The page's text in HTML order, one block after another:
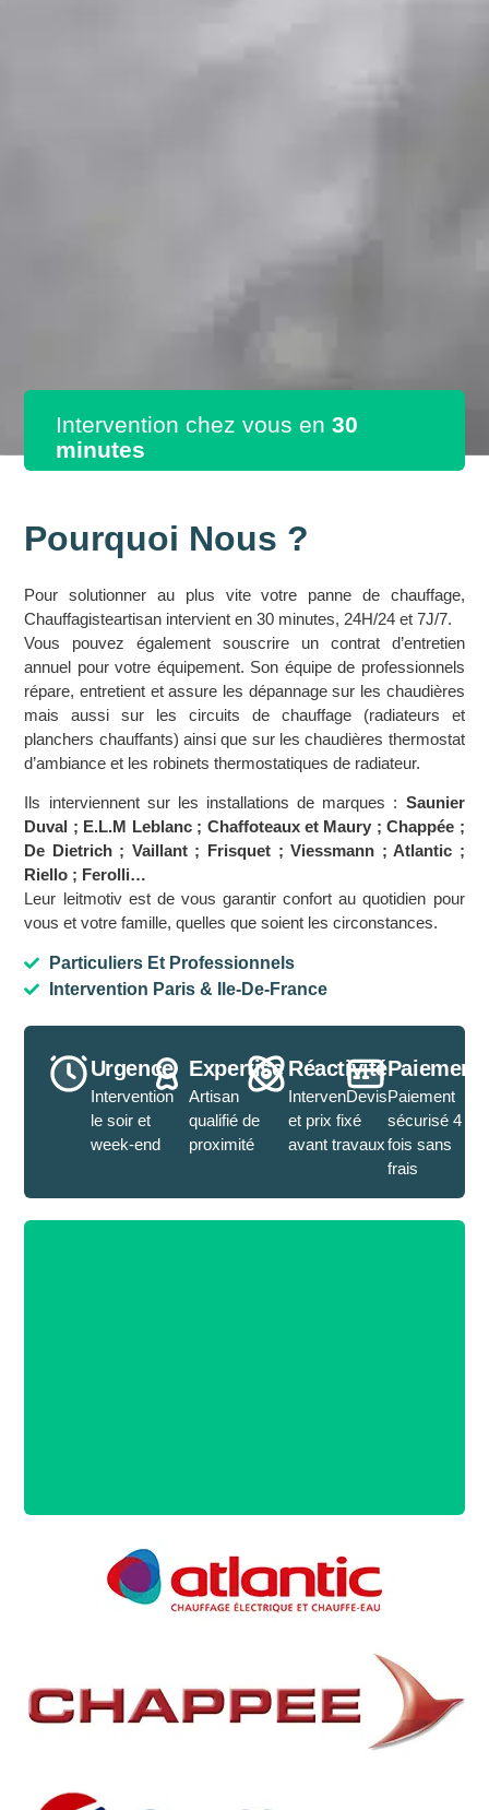
Intervention chez vous en 30
minutes
Pourquoi Nous ?
Pour solutionner au plus vite votre panne de chauffage,
Chauffagisteartisan intervient en 30 minutes, 24H/24 et 7J/7.
Vous pouvez également souscrire un contrat d’entretien
annuel pour votre équipement. Son équipe de professionnels
répare, entretient et assure les dépannage sur les chaudières
mais aussi sur les circuits de chauffage (radiateurs et
planchers chauffants) ainsi que sur les chaudières thermostat
d’ambiance et les robinets thermostatiques de radiateur.
Ils interviennent sur les installations de marques : Saunier
Duval ; E.L.M Leblanc ; Chaffoteaux et Maury ; Chappée ;
De Dietrich ; Vaillant ; Frisquet ; Viessmann ; Atlantic ;
Riello ; Ferolli…
Leur leitmotiv est de vous garantir confort au quotidien pour
vous et votre famille, quelles que soient les circonstances.
Particuliers Et Professionnels
Intervention Paris & Ile-De-France
Urgence
Intervention
le soir et
week-end
Expertise
Artisan
qualifié de
proximité
Réactivité
IntervenDevis
et prix fixé
avant travaux
Paiement
Paiement
sécurisé 4
fois sans
frais